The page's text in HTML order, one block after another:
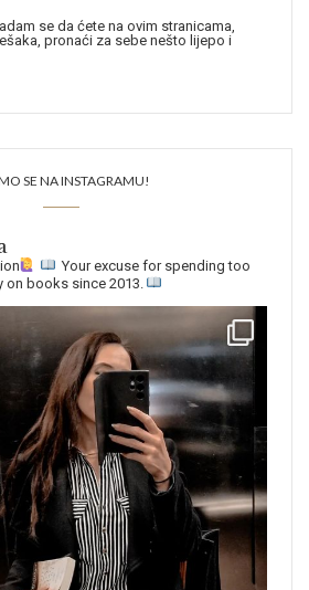
se da ćete na ovim stranicama,
pronaći za sebe nešto lijepo i
SE NA INSTAGRAMU!
Your excuse for spending too
on books since 2013.